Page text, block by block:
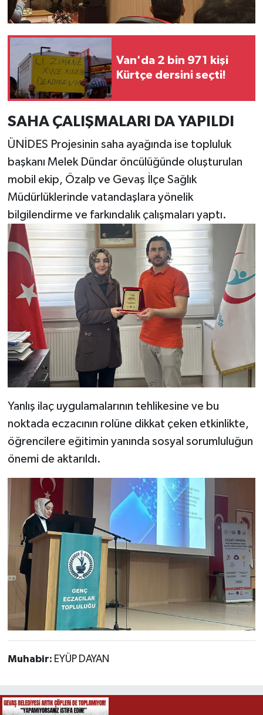
Van'da 2 bin 971 kişi
Kürtçe dersini seçti!
SAHA ÇALIŞMALARI DA YAPILDI
ÜNİDES Projesinin saha ayağında ise topluluk
başkanı Melek Dündar öncülüğünde oluşturulan
mobil ekip, Özalp ve Gevaş İlçe Sağlık
Müdürlüklerinde vatandaşlara yönelik
bilgilendirme ve farkındalık çalışmaları yaptı.
Yanlış ilaç uygulamalarının tehlikesine ve bu
noktada eczacının rolüne dikkat çeken etkinlikte,
öğrencilere eğitimin yanında sosyal sorumluluğun
önemi de aktarıldı.
Muhabir: EYÜP DAYAN